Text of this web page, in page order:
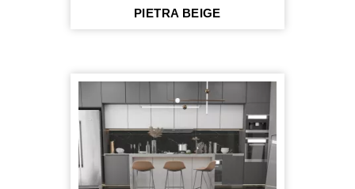
PIETRA BEIGE